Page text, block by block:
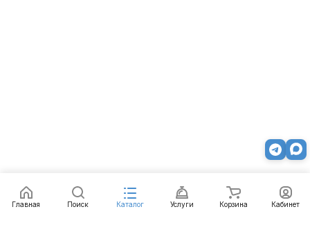
Главная Поиск Каталог Услуги Корзина Кабинет